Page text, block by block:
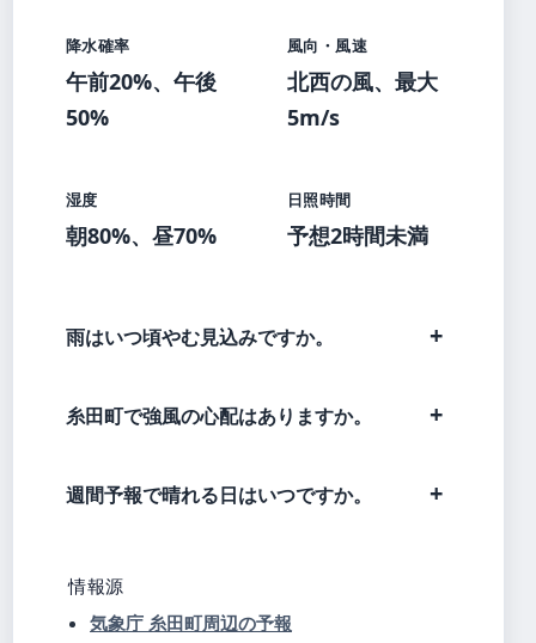
降水確率
午前20%、午後
50%
風向・風速
北西の風、最大
5m/s
湿度
朝80%、昼70%
日照時間
予想2時間未満
雨はいつ頃やむ見込みですか。
糸田町で強風の心配はありますか。
週間予報で晴れる日はいつですか。
情報源
気象庁 糸田町周辺の予報